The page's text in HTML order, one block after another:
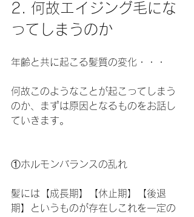
2. 何故エイジング毛にな
ってしまうのか
年齢と共に起こる髪質の変化・・・
何故このようなことが起こってしまう
のか、まずは原因となるものをお話し
ていきます。
①ホルモンバランスの乱れ
髪には【成長期】【休止期】【後退
期】というものが存在しこれを一定の